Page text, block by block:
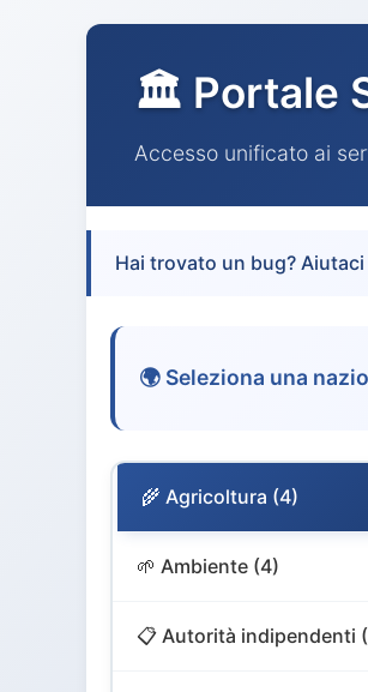
🏛️ Portale
Accesso unificato ai
Hai trovato un bug?
🌍 Seleziona una
🌾 Agricoltura (4)
🌱 Ambiente (4)
📋 Autorità indipendenti